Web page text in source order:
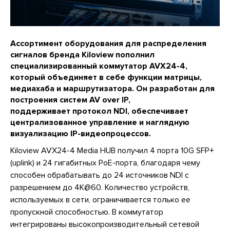
Ассортимент оборудования для распределения
сигналов бренда Kiloview пополнил
специализированный коммутатор AVX24-4,
который объединяет в себе функции матрицы,
медиахаба и маршрутизатора. Он разработан для
построения систем AV over IP,
поддерживает протокол NDI, обеспечивает
централизованное управление и наглядную
визуализацию IP-видеопроцессов.
Kiloview AVX24-4 Media HUB получил 4 порта 10G SFP+
(uplink) и 24 гигабитных PoE-порта, благодаря чему
способен обрабатывать до 24 источников NDI с
разрешением до 4K@60. Количество устройств,
используемых в сети, ограничивается только ее
пропускной способностью. В коммутатор
интегрированы высокопроизводительный сетевой